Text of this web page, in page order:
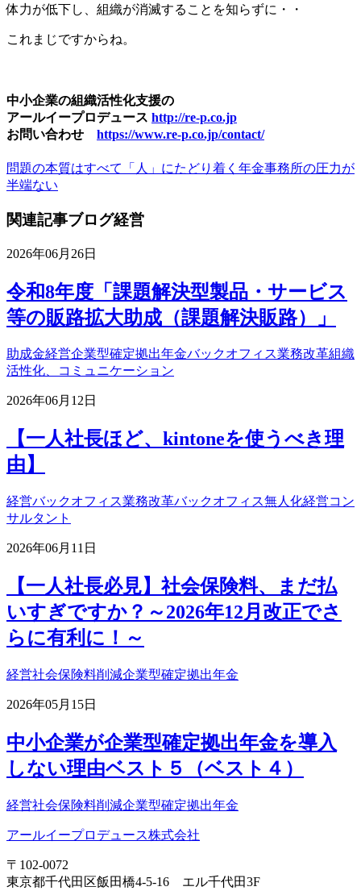
体力が低下し、組織が消滅することを知らずに・・
これまじですからね。
中小企業の組織活性化支援の
アールイープロデュース http://re-p.co.jp
お問い合わせ https://www.re-p.co.jp/contact/
問題の本質はすべて「人」にたどり着く 年金事務所の圧力が
半端ない
関連記事ブログ経営
2026年06月26日
令和8年度「課題解決型製品・サービス
等の販路拡大助成（課題解決販路）」
助成金経営企業型確定拠出年金バックオフィス業務改革組織
活性化、コミュニケーション
2026年06月12日
【一人社長ほど、kintoneを使うべき理
由】
経営バックオフィス業務改革バックオフィス無人化経営コン
サルタント
2026年06月11日
【一人社長必見】社会保険料、まだ払
いすぎですか？～2026年12月改正でさ
らに有利に！～
経営社会保険料削減企業型確定拠出年金
2026年05月15日
中小企業が企業型確定拠出年金を導入
しない理由ベスト５（ベスト４）
経営社会保険料削減企業型確定拠出年金
アールイープロデュース株式会社
〒102-0072
東京都千代田区飯田橋4-5-16 エル千代田3F